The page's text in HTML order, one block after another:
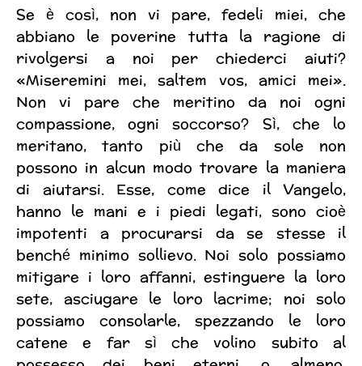
Se è così, non vi pare, fedeli miei, che
abbiano le poverine tutta la ragione di
rivolgersi a noi per chiederci aiuti?
«Miseremini mei, saltem vos, amici mei».
Non vi pare che meritino da noi ogni
compassione, ogni soccorso? Sì, che lo
meritano, tanto più che da sole non
possono in alcun modo trovare la maniera
di aiutarsi. Esse, come dice il Vangelo,
hanno le mani e i piedi legati, sono cioè
impotenti a procurarsi da se stesse il
benché minimo sollievo. Noi solo possiamo
mitigare i loro affanni, estinguere la loro
sete, asciugare le loro lacrime; noi solo
possiamo consolarle, spezzando le loro
catene e far sì che volino subito al